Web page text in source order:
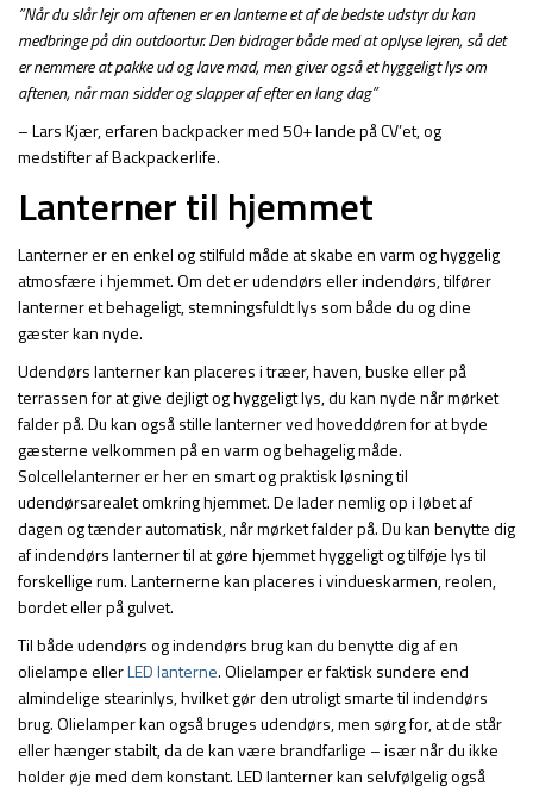
”Når du slår lejr om aftenen er en lanterne et af de bedste udstyr du kan
medbringe på din outdoortur. Den bidrager både med at oplyse lejren, så det
er nemmere at pakke ud og lave mad, men giver også et hyggeligt lys om
aftenen, når man sidder og slapper af efter en lang dag”
– Lars Kjær, erfaren backpacker med 50+ lande på CV’et, og
medstifter af Backpackerlife.
Lanterner til hjemmet
Lanterner er en enkel og stilfuld måde at skabe en varm og hyggelig
atmosfære i hjemmet. Om det er udendørs eller indendørs, tilfører
lanterner et behageligt, stemningsfuldt lys som både du og dine
gæster kan nyde.
Udendørs lanterner kan placeres i træer, haven, buske eller på
terrassen for at give dejligt og hyggeligt lys, du kan nyde når mørket
falder på. Du kan også stille lanterner ved hoveddøren for at byde
gæsterne velkommen på en varm og behagelig måde.
Solcellelanterner er her en smart og praktisk løsning til
udendørsarealet omkring hjemmet. De lader nemlig op i løbet af
dagen og tænder automatisk, når mørket falder på. Du kan benytte dig
af indendørs lanterner til at gøre hjemmet hyggeligt og tilføje lys til
forskellige rum. Lanternerne kan placeres i vindueskarmen, reolen,
bordet eller på gulvet.
Til både udendørs og indendørs brug kan du benytte dig af en
olielampe ellerLED lanterne. Olielamper er faktisk sundere end
almindelige stearinlys, hvilket gør den utroligt smarte til indendørs
brug. Olielamper kan også bruges udendørs, men sørg for, at de står
eller hænger stabilt, da de kan være brandfarlige – især når du ikke
holder øje med dem konstant. LED lanterner kan selvfølgelig også